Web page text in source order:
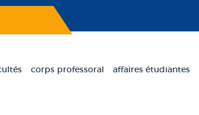
corps professoral affaires étudiantes